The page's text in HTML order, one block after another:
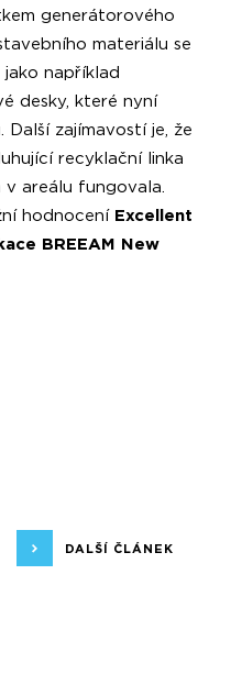
generátorového
materiálu se
například
desky, které nyní
Další zajímavostí je, že
recyklační linka
areálu fungovala.
hodnocení Excellent
BREEAM New
DALŠÍ ČLÁNEK